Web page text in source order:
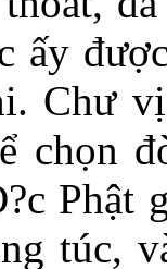
ấy
Chư
chọn
Phật
túc,